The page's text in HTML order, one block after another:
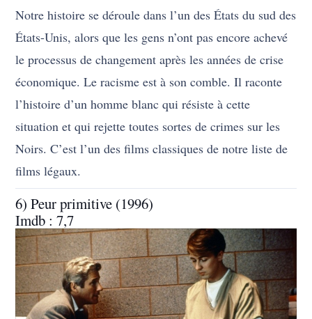
Notre histoire se déroule dans l’un des États du sud des
États-Unis, alors que les gens n’ont pas encore achevé
le processus de changement après les années de crise
économique. Le racisme est à son comble. Il raconte
l’histoire d’un homme blanc qui résiste à cette
situation et qui rejette toutes sortes de crimes sur les
Noirs. C’est l’un des films classiques de notre liste de
films légaux.
6) Peur primitive (1996)
Imdb : 7,7